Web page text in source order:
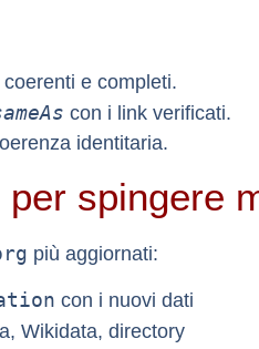
e completi.
con i link verificati.
identitaria.
spingere
più aggiornati:
con i nuovi dati
Wikidata, directory